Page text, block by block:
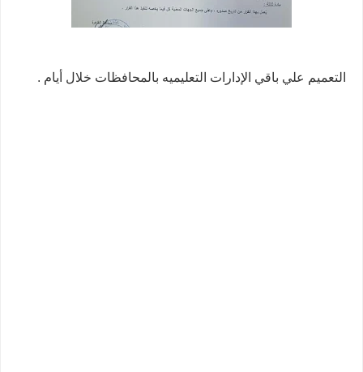
التعميم علي باقي الإدارات التعليميه بالمحافظات خلال أيام .